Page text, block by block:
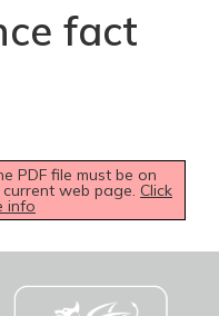
fact
PDF file must be on
web page. Click
info